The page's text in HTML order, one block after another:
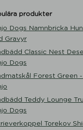
produkter
Dogs Namnbricka
Gravyr
Classic Nest
Dogs
Forest Green
Teddy Lounge
Dogs
Torekov